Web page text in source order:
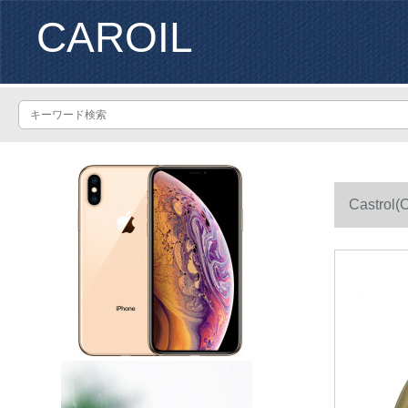
CAROIL